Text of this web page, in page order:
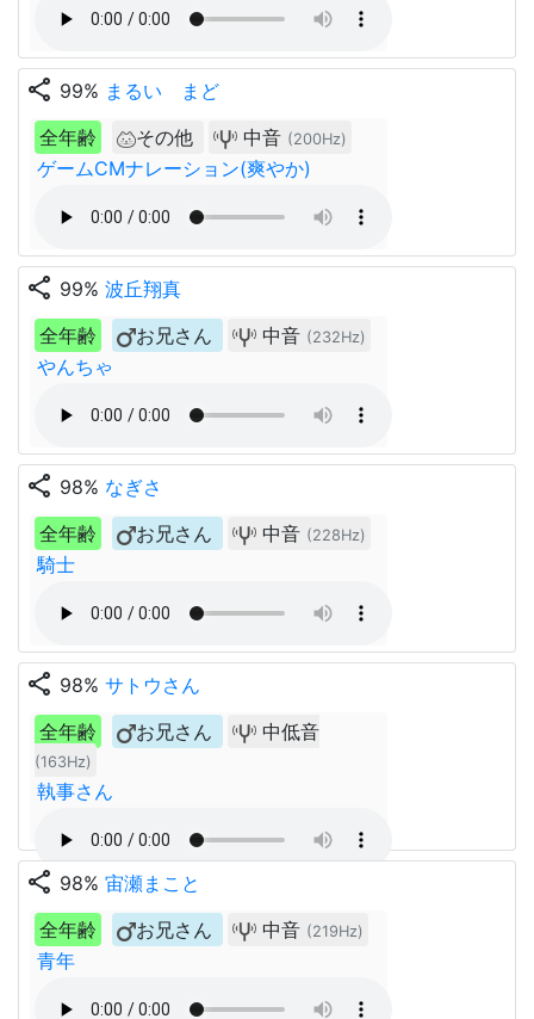
share 99% まるい まど
全年齢
その他 中音 (200Hz)
ゲームCMナレーション(爽やか)
share 99% 波丘翔真
全年齢
お兄さん 中音 (232Hz)
やんちゃ
share 98% なぎさ
全年齢
お兄さん 中音 (228Hz)
騎士
share 98% サトウさん
全年齢
お兄さん 中低音
(163Hz)
執事さん
share 98% 宙瀬まこと
全年齢
お兄さん 中音 (219Hz)
青年